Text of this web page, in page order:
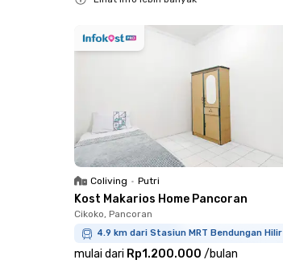
Coliving • Putri
Kost Makarios Home Pancoran
Cikoko, Pancoran
4.9 km dari Stasiun MRT Bendungan Hilir
mulai dari Rp1.200.000 /bulan